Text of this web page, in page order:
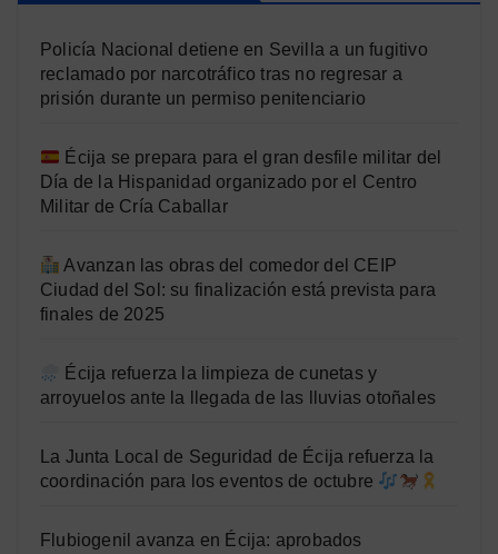
Policía Nacional detiene en Sevilla a un fugitivo
reclamado por narcotráfico tras no regresar a
prisión durante un permiso penitenciario
Écija se prepara para el gran desfile militar del
Día de la Hispanidad organizado por el Centro
Militar de Cría Caballar
Avanzan las obras del comedor del CEIP
Ciudad del Sol: su finalización está prevista para
finales de 2025
Écija refuerza la limpieza de cunetas y
arroyuelos ante la llegada de las lluvias otoñales
La Junta Local de Seguridad de Écija refuerza la
coordinación para los eventos de octubre
Flubiogenil avanza en Écija: aprobados